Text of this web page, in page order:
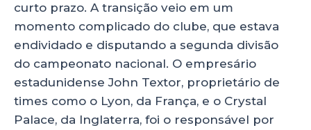
curto prazo. A transição veio em um
momento complicado do clube, que estava
endividado e disputando a segunda divisão
do campeonato nacional. O empresário
estadunidense John Textor, proprietário de
times como o Lyon, da França, e o Crystal
Palace, da Inglaterra, foi o responsável por